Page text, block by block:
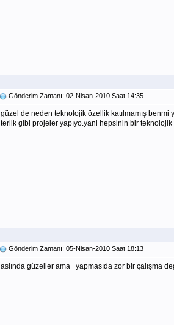
Gönderim Zamanı: 02-Nisan-2010 Saat 14:35
güzel de neden teknolojik özellik katılmamış benmi
terlik gibi projeler yapıyo.yani hepsinin bir
Gönderim Zamanı: 05-Nisan-2010 Saat 18:13
aslında güzeller ama yapmasıda zor bir çalışma